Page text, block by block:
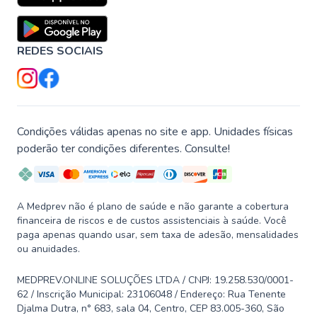
REDES SOCIAIS
Condições válidas apenas no site e app. Unidades físicas
poderão ter condições diferentes. Consulte!
A Medprev não é plano de saúde e não garante a cobertura
financeira de riscos e de custos assistenciais à saúde. Você
paga apenas quando usar, sem taxa de adesão, mensalidades
ou anuidades.
MEDPREV.ONLINE SOLUÇÕES LTDA / CNPJ: 19.258.530/0001-
62 / Inscrição Municipal: 23106048 / Endereço: Rua Tenente
Djalma Dutra, n° 683, sala 04, Centro, CEP 83.005-360, São